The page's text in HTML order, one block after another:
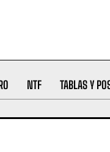
NTF TABLAS Y